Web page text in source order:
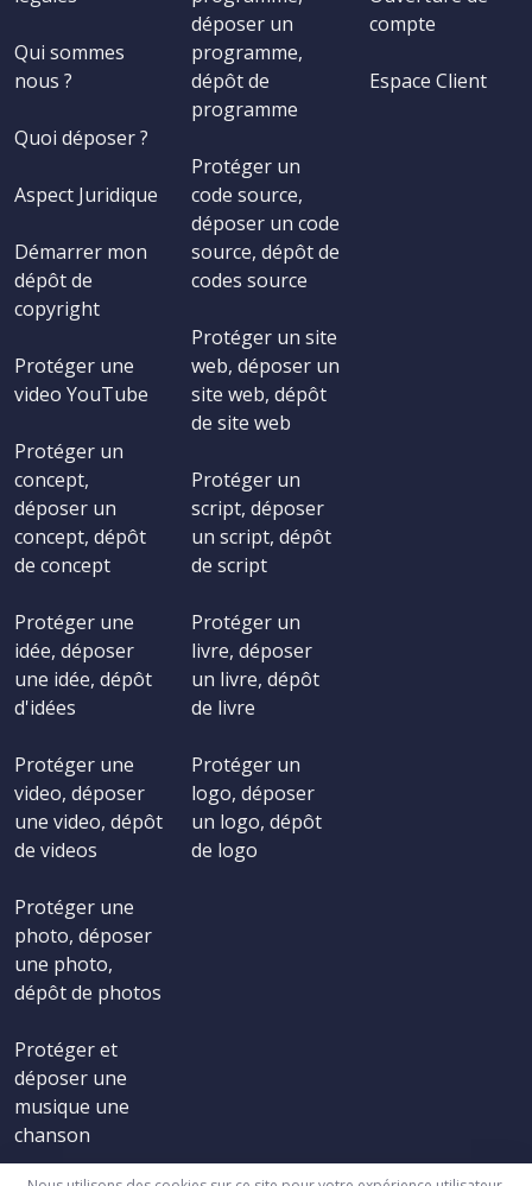
Qui sommes
nous ?
Quoi déposer ?
Aspect Juridique
Démarrer mon
dépôt de
copyright
Protéger une
video YouTube
Protéger un
concept,
déposer un
concept, dépôt
de concept
Protéger une
idée, déposer
une idée, dépôt
d'idées
Protéger une
video, déposer
une video, dépôt
de videos
Protéger une
photo, déposer
une photo,
dépôt de photos
Protéger et
déposer une
musique une
chanson
déposer un
programme,
dépôt de
programme
Protéger un
code source,
déposer un code
source, dépôt de
codes source
Protéger un site
web, déposer un
site web, dépôt
de site web
Protéger un
script, déposer
un script, dépôt
de script
Protéger un
livre, déposer
un livre, dépôt
de livre
Protéger un
logo, déposer
un logo, dépôt
de logo
compte
Espace Client